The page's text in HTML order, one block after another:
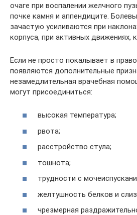
очаге при воспалении желчного
почке камня и аппендиците.
зачастую усиливаются при
корпуса, при активных движениях,
Если не просто покалывает в
появляются дополнительные
незамедлительная врачебная
могут присоединиться:
высокая температура;
рвота;
расстройство стула;
тошнота;
трудности с
желтушность белков и
чрезмерная